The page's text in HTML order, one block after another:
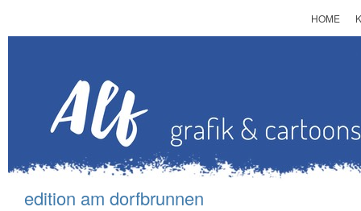
edition am dorfbrunnen
HOME